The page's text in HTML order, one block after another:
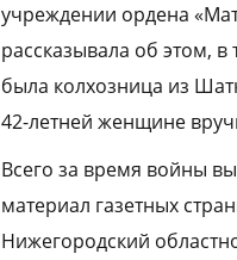
учреждении ордена
рассказывала об этом,
была колхозница из
42-летней женщине
Всего за время войны
материал газетных
Нижегородский